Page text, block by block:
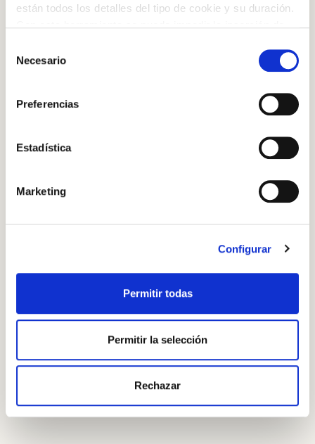
están todos los detalles del tipo de cookie y su duración.
la web aparece cómo evitar las cookies en el navegador.
Si se desea ver otra vez esta notificación navegar en
privado y aparecerá de nuevo. Le informamos que aún
no habiendo aceptado las cookies de analytics, Google
identifican de ninguna forma.
Necesario
Preferencias
Estadística
Marketing
Configurar
Permitir todas
Permitir la selección
Rechazar
INGREDIENTS
6 o 8 whole shrimps or prawns
Borges Character Oil
Fish stock